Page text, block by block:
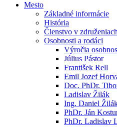
Mesto
Základné informácie
História
Členstvo v združeniach
Osobnosti a rodáci
Výročia
Július Pástor
František Rell
Emil Jozef
Doc. PhDr.
Ladislav Žilák
Ing. Daniel
PhDr. Ján
PhDr. Ladislav